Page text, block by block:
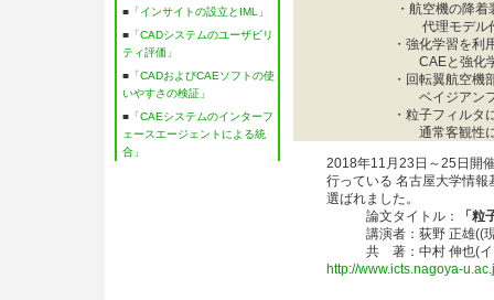
■ 「インサイトの設立とIML」
■ 「CADシステムのユーザビリ
ティ評価」
■ 「CADおよびCAEソフトの使
いやすさの検証」
■ 「CAEシステムのインターフ
ェースエージェントによる統
合」
・航空機の降着装
代理モデル作成
・強化学習を利用
CAEと強化学習
・回転翼航空機部
ベイジアンフィ
・粒子フィルタに
通常客観性に欠
2018年11月23日～25日開
行っている 名古屋大学情
選ばれました。
論文タイトル：
「
講演者：荻野 正雄((現
共 著：中村 伸也(イン
http://www.icts.nagoya-